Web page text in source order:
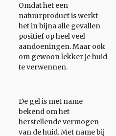
Omdat het een
natuurproduct is werkt
het in bijna alle gevallen
positief op heel veel
aandoeningen. Maar ook
om gewoon lekker je huid
te verwennen.
De gel is met name
bekend om het
herstellende vermogen
van de huid. Met name bij